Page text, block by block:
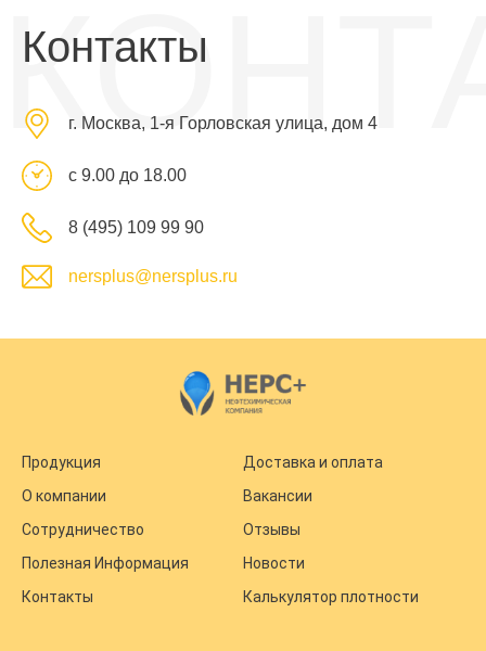
Контакты
г. Москва, 1-я Горловская улица, дом 4
с 9.00 до 18.00
8 (495) 109 99 90
nersplus@nersplus.ru
Продукция
Доставка и оплата
О компании
Вакансии
Сотрудничество
Отзывы
Полезная Информация
Новости
Контакты
Калькулятор плотности